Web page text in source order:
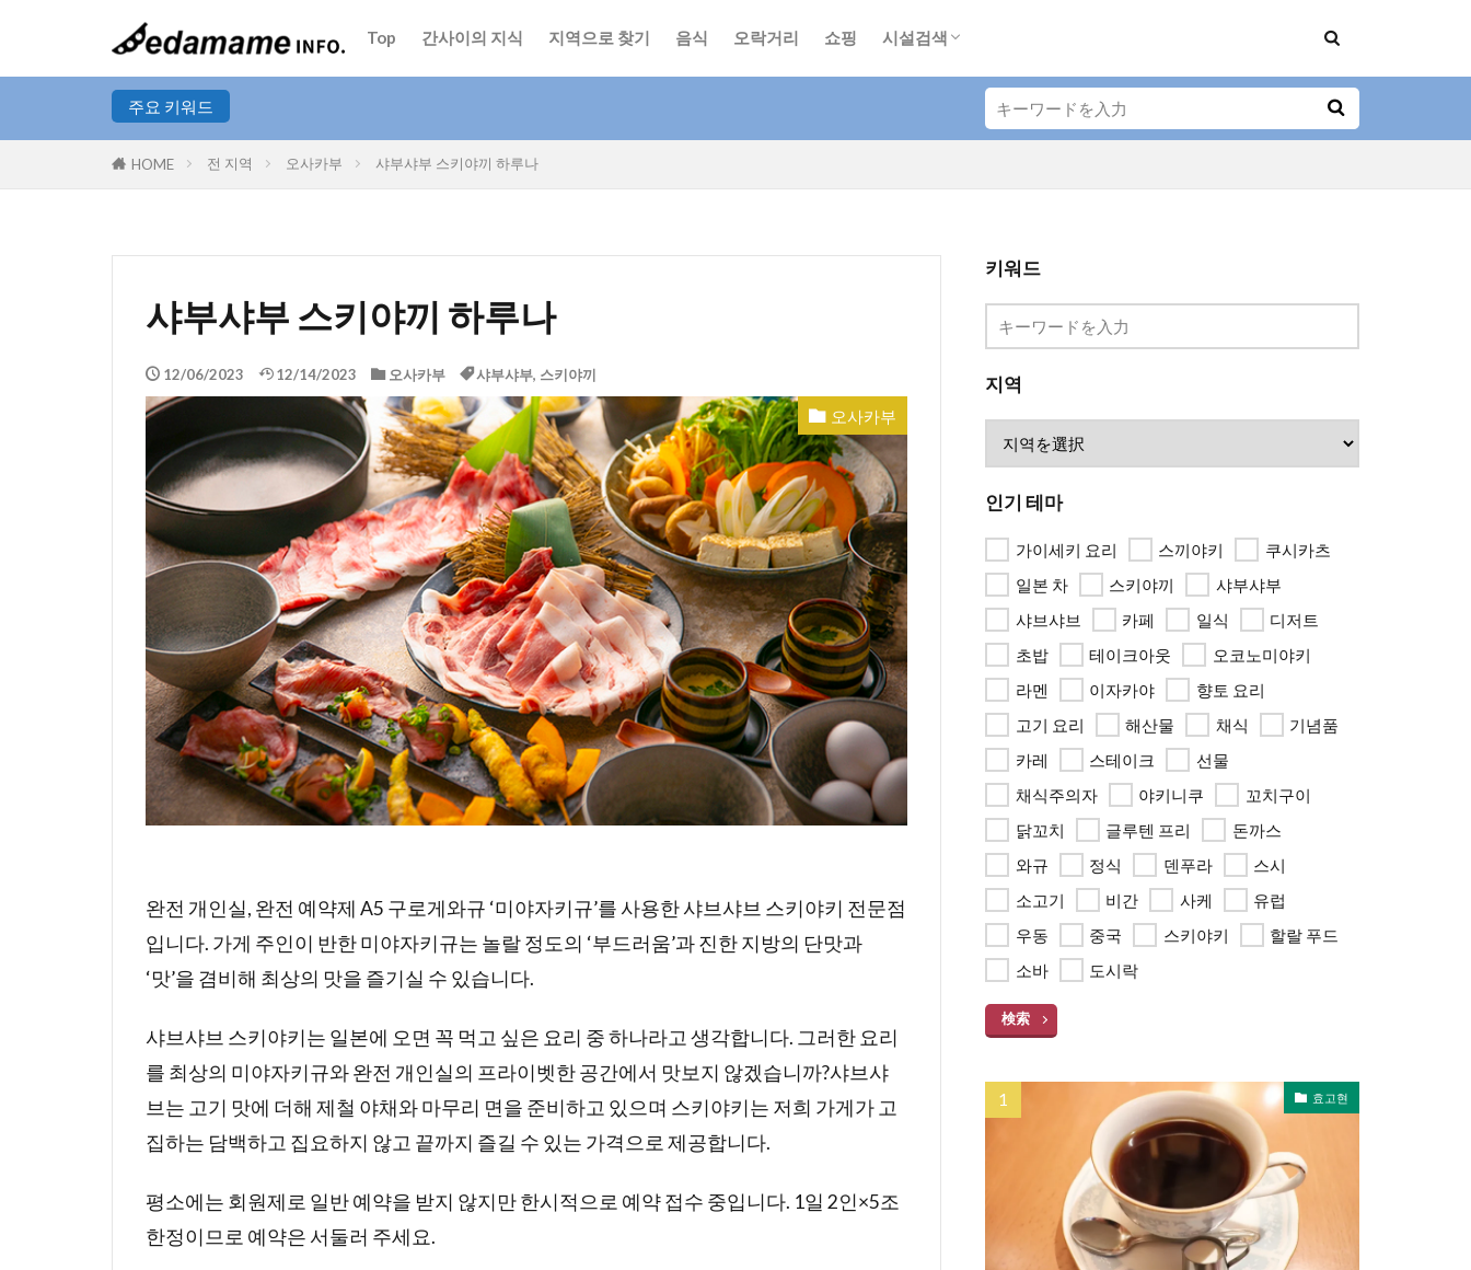
Top 간사이의 지식 지역으로 찾기 음식 오락거리 쇼핑 시설검색
주요 키워드
HOME 전 지역 오사카부 샤부샤부 스키야끼 하루나
샤부샤부 스키야끼 하루나
12/06/2023 12/14/2023 오사카부 샤부샤부, 스키야끼
오사카부
완전 개인실, 완전 예약제 A5 구로게와규 ‘미야자키규’를 사용한 샤브샤브 스키야키 전문점
입니다. 가게 주인이 반한 미야자키규는 놀랄 정도의 ‘부드러움’과 진한 지방의 단맛과
‘맛’을 겸비해 최상의 맛을 즐기실 수 있습니다.
샤브샤브 스키야키는 일본에 오면 꼭 먹고 싶은 요리 중 하나라고 생각합니다. 그러한 요리
를 최상의 미야자키규와 완전 개인실의 프라이벳한 공간에서 맛보지 않겠습니까?샤브샤
브는 고기 맛에 더해 제철 야채와 마무리 면을 준비하고 있으며 스키야키는 저희 가게가 고
집하는 담백하고 집요하지 않고 끝까지 즐길 수 있는 가격으로 제공합니다.
평소에는 회원제로 일반 예약을 받지 않지만 한시적으로 예약 접수 중입니다. 1일 2인×5조
한정이므로 예약은 서둘러 주세요.
키워드
지역
인기 테마
가이세키 요리 스끼야키
쿠시카츠
일본 차
스키야끼
샤부샤부
샤브샤브
카페 일식
디저트
초밥
테이크아웃
오코노미야키
라멘
이자카야
향토 요리
고기 요리
해산물 채식
기념품
카레
스테이크
선물
채식주의자
야키니쿠
꼬치구이
닭꼬치
글루텐 프리
돈까스
와규
정식 덴푸라
스시
소고기
비간 사케
유럽
우동
중국 스키야키
할랄 푸드
소바
도시락
検索
효고현
가이세키 요리 스끼야키 쿠시카츠 일본 차 스키야끼 샤부샤부
샤브샤브
향토 요리
고기 요리
선물
채식주의자
야키니쿠 꼬치구이
덴푸라
스시 소고기 비간 사케 유럽 우동 중국
스키야키
할랄 푸드
소바 도시락
検索